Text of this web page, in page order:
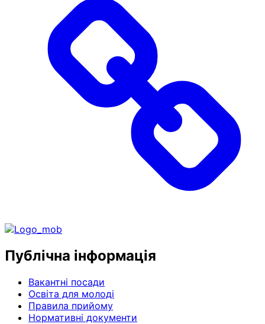
Публічна інформація
Вакантні посади
Освіта для молоді
Правила прийому
Нормативні документи